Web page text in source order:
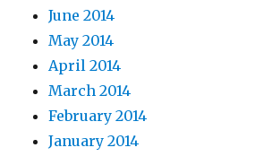
June 2014
May 2014
April 2014
March 2014
February 2014
January 2014